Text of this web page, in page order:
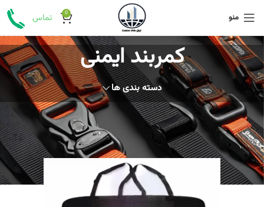
منو 0 تماس
کمربند ایمنی
دسته بندی ها
خانه تجهیزات ایمنی فردی کمربند ایمنی